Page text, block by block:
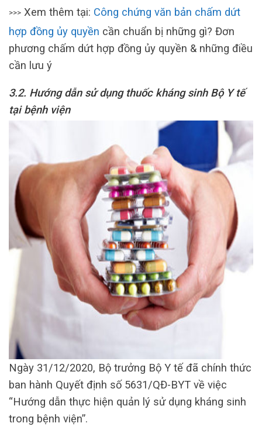
>>> Xem thêm tại: Công chứng văn bản chấm dứt
hợp đồng ủy quyền cần chuẩn bị những gì? Đơn
phương chấm dứt hợp đồng ủy quyền & những điều
cần lưu ý
3.2. Hướng dẫn sử dụng thuốc kháng sinh Bộ Y tế
tại bệnh viện
Ngày 31/12/2020, Bộ trưởng Bộ Y tế đã chính thức
ban hành Quyết định số 5631/QĐ-BYT về việc
“Hướng dẫn thực hiện quản lý sử dụng kháng sinh
trong bệnh viện”.